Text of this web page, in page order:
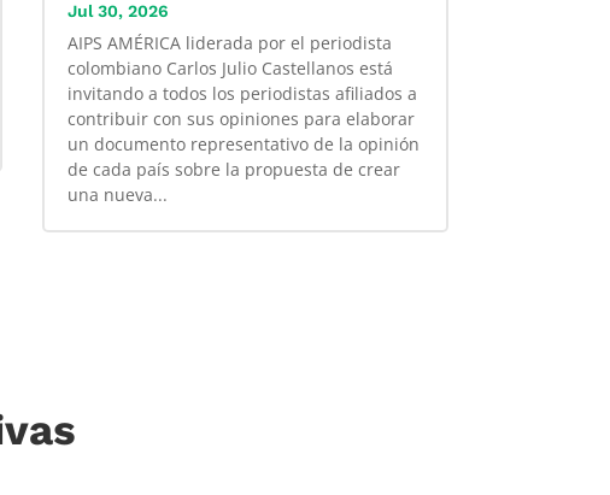
Jul 30, 2026
AIPS AMÉRICA liderada por el periodista
colombiano Carlos Julio Castellanos está
invitando a todos los periodistas afiliados a
contribuir con sus opiniones para elaborar
un documento representativo de la opinión
de cada país sobre la propuesta de crear
una nueva...